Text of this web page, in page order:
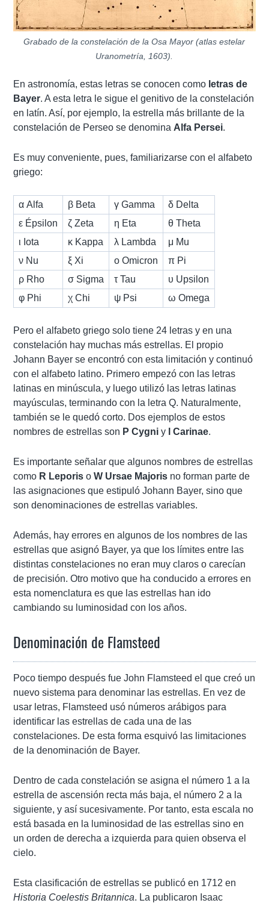
Grabado de la constelación de la Osa Mayor (atlas estelar
Uranometría, 1603).
En astronomía, estas letras se conocen como letras de
Bayer. A esta letra le sigue el genitivo de la constelación
en latín. Así, por ejemplo, la estrella más brillante de la
constelación de Perseo se denomina Alfa Persei.
Es muy conveniente, pues, familiarizarse con el alfabeto
griego:
α Alfa β Beta γ Gamma
δ Delta
ε Épsilon
ζ Zeta η Eta
θ Theta
ι Iota
κ Kappa λ Lambda
μ Mu
ν Nu
ξ Xi ο Omicron
π Pi
ρ Rho
σ Sigma τ Tau
υ Upsilon
φ Phi
χ Chi ψ Psi ω Omega
Pero el alfabeto griego solo tiene 24 letras y en una
constelación hay muchas más estrellas. El propio
Johann Bayer se encontró con esta limitación y continuó
con el alfabeto latino. Primero empezó con las letras
latinas en minúscula, y luego utilizó las letras latinas
mayúsculas, terminando con la letra Q. Naturalmente,
también se le quedó corto. Dos ejemplos de estos
nombres de estrellas son P Cygni y l Carinae.
Es importante señalar que algunos nombres de estrellas
como R Leporis oW Ursae Majoris no forman parte de
las asignaciones que estipuló Johann Bayer, sino que
son denominaciones de estrellas variables.
Además, hay errores en algunos de los nombres de las
estrellas que asignó Bayer, ya que los límites entre las
distintas constelaciones no eran muy claros o carecían
de precisión. Otro motivo que ha conducido a errores en
esta nomenclatura es que las estrellas han ido
cambiando su luminosidad con los años.
Denominación de Flamsteed
Poco tiempo después fue John Flamsteed el que creó un
nuevo sistema para denominar las estrellas. En vez de
usar letras, Flamsteed usó números arábigos para
identificar las estrellas de cada una de las
constelaciones. De esta forma esquivó las limitaciones
de la denominación de Bayer.
Dentro de cada constelación se asigna el número 1 a la
estrella de ascensión recta más baja, el número 2 a la
siguiente, y así sucesivamente. Por tanto, esta escala no
está basada en la luminosidad de las estrellas sino en
un orden de derecha a izquierda para quien observa el
cielo.
Esta clasificación de estrellas se publicó en 1712 en
Historia Coelestis Britannica. La publicaron Isaac